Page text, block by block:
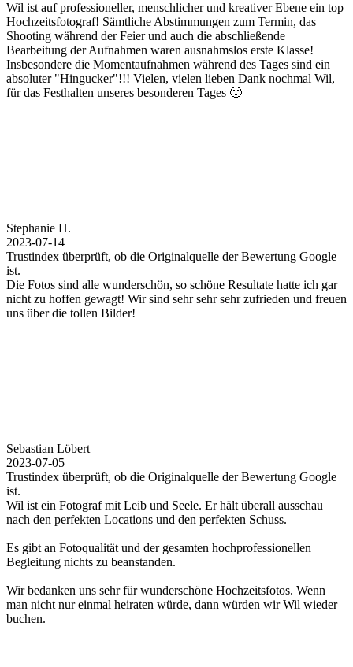
Wil ist auf professioneller, menschlicher und kreativer Ebene ein top
Hochzeitsfotograf! Sämtliche Abstimmungen zum Termin, das
Shooting während der Feier und auch die abschließende
Bearbeitung der Aufnahmen waren ausnahmslos erste Klasse!
Insbesondere die Momentaufnahmen während des Tages sind ein
absoluter "Hingucker"!!! Vielen, vielen lieben Dank nochmal Wil,
für das Festhalten unseres besonderen Tages 🙂
Stephanie H.
2023-07-14
Trustindex überprüft, ob die Originalquelle der Bewertung Google
ist.
Die Fotos sind alle wunderschön, so schöne Resultate hatte ich gar
nicht zu hoffen gewagt! Wir sind sehr sehr sehr zufrieden und freuen
uns über die tollen Bilder!
Sebastian Löbert
2023-07-05
Trustindex überprüft, ob die Originalquelle der Bewertung Google
ist.
Wil ist ein Fotograf mit Leib und Seele. Er hält überall ausschau
nach den perfekten Locations und den perfekten Schuss.
Es gibt an Fotoqualität und der gesamten hochprofessionellen
Begleitung nichts zu beanstanden.
Wir bedanken uns sehr für wunderschöne Hochzeitsfotos. Wenn
man nicht nur einmal heiraten würde, dann würden wir Wil wieder
buchen.